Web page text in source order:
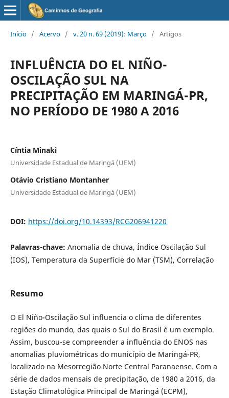
Início / Acervo / v. 20 n. 69 (2019): Março / Artigos
INFLUÊNCIA DO EL NIÑO-
OSCILAÇÃO SUL NA
PRECIPITAÇÃO EM MARINGÁ-PR,
NO PERÍODO DE 1980 A 2016
Cíntia Minaki
Universidade Estadual de Maringá (UEM)
Otávio Cristiano Montanher
Universidade Estadual de Maringá (UEM)
DOI: https://doi.org/10.14393/RCG206941220
Palavras-chave: Anomalia de chuva, Índice Oscilação Sul
(IOS), Temperatura da Superfície do Mar (TSM), Correlação
Resumo
O El Niño-Oscilação Sul influencia o clima de diferentes
regiões do mundo, das quais o Sul do Brasil é um exemplo.
Assim, buscou-se compreender a influência do ENOS nas
anomalias pluviométricas do município de Maringá-PR,
localizado na Mesorregião Norte Central Paranaense. Com a
série de dados mensais de precipitação, de 1980 a 2016, da
Estação Climatológica Principal de Maringá (ECPM),